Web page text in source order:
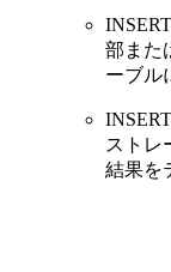
部また
ーブル
ストレ
結果を